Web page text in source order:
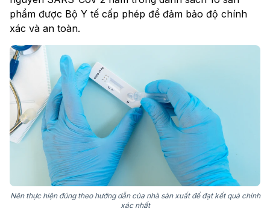
phẩm được Bộ Y tế cấp phép để đảm bảo độ chính
xác và an toàn.
Nên thực hiện đúng theo hướng dẫn của nhà sản xuất để đạt kết quả chính
xác nhất